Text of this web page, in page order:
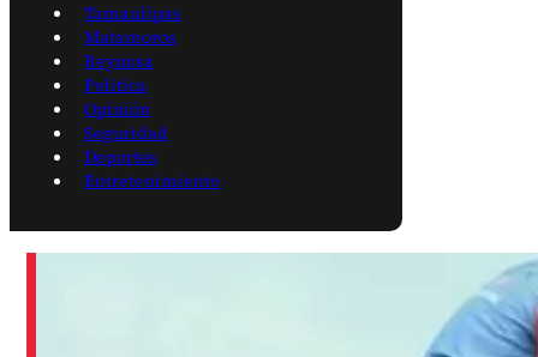
Tamaulipas
Matamoros
Reynosa
Política
Opinión
Seguridad
Deportes
Entretenimiento